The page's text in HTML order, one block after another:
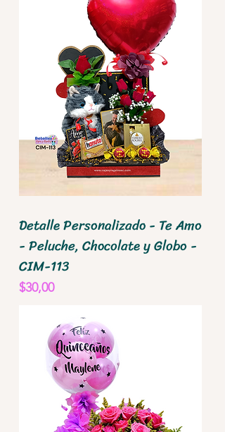
Detalle Personalizado - Te Amo
- Peluche, Chocolate y Globo -
CIM-113
Precio
$30,00